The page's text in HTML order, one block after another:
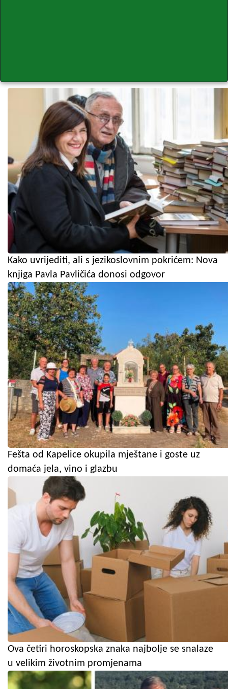
Kako uvrijediti, ali s jezikoslovnim pokrićem: Nova
knjiga Pavla Pavličića donosi odgovor
Fešta od Kapelice okupila mještane i goste uz
domaća jela, vino i glazbu
Ova četiri horoskopska znaka najbolje se snalaze
u velikim životnim promjenama